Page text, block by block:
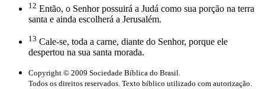
12 Então, o Senhor possuirá a Judá como sua porção na terra
santa e ainda escolherá a Jerusalém.
13 Cale-se, toda a carne, diante do Senhor, porque ele
despertou na sua santa morada.
Copyright © 2009 Sociedade Bíblica do Brasil.
Todos os direitos reservados. Texto bíblico utilizado com autorização.